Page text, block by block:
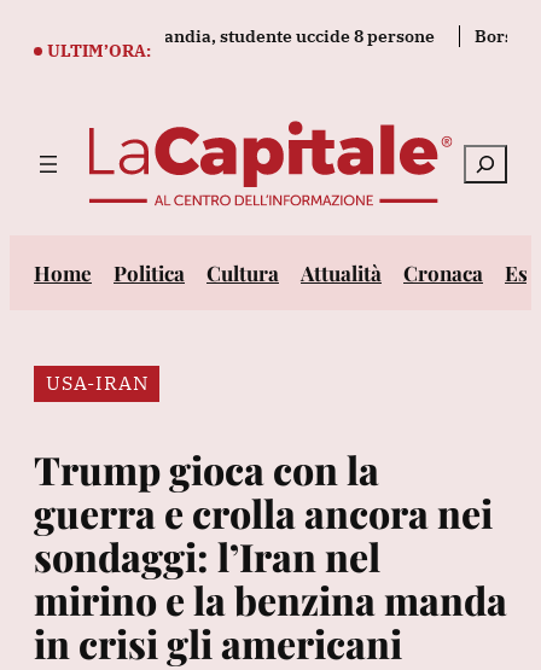
ULTIM’ORA:
scuola in Thailandia, studente uccide 8 persone Borsa:
Cerca
Home Politica Cultura Attualità Cronaca
USA-IRAN
Trump gioca con la
guerra e crolla ancora nei
sondaggi: l’Iran nel
mirino e la benzina manda
in crisi gli americani